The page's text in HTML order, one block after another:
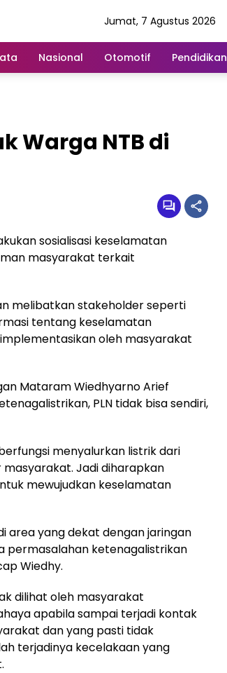
Jumat, 7 Agustus 2026
Nasional Otomotif Pendidikan
Warga NTB di
sosialisasi keselamatan
masyarakat terkait
melibatkan stakeholder seperti
tentang keselamatan
oleh masyarakat
Mataram Wiedhyarno Arief
PLN tidak bisa sendiri,
menyalurkan listrik dari
Jadi diharapkan
mewujudkan keselamatan
area yang dekat dengan jaringan
permasalahan ketenagalistrikan
Wiedhy.
dilihat oleh masyarakat
apabila sampai terjadi kontak
dan yang pasti tidak
terjadinya kecelakaan yang